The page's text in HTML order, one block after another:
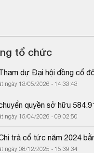
tổ chức
dự Đại hội đồng cổ
ngày 13/05/2026 - 14:33:43
quyền sở hữu
ngày 15/04/2026 - 09:02:50
trả cổ tức năm 2024
ngày 08/12/2025 - 15:39:34